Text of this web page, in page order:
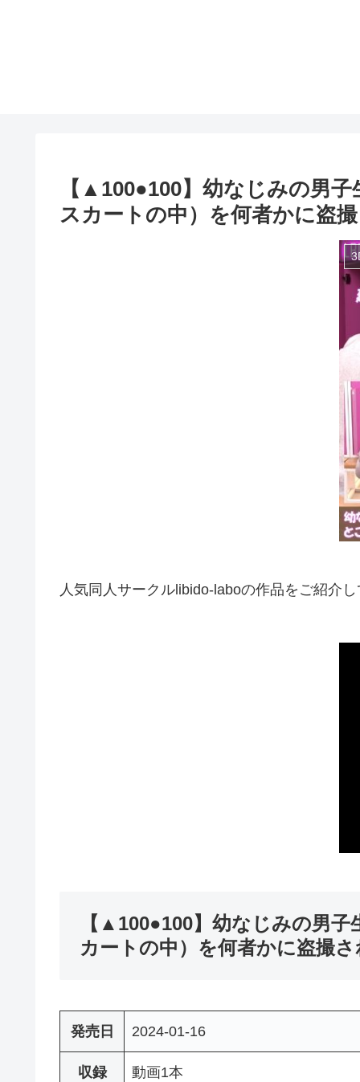
【▲100●100】幼なじみの男
スカートの中）を何者かに盗
人気同人サークルlibido-laboの作品をご紹介
【▲100●100】幼なじみの男
カートの中）を何者かに盗撮
発売日 2024-01-16
収録 動画1本